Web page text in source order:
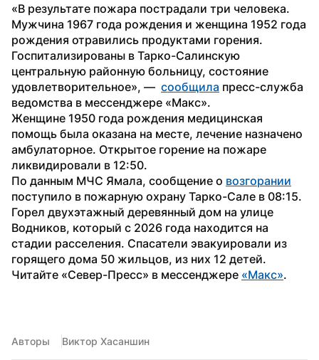
«В результате пожара пострадали три человека.
Мужчина 1967 года рождения и женщина 1952 года
рождения отравились продуктами горения.
Госпитализированы в Тарко-Салинскую
центральную районную больницу, состояние
удовлетворительное», — сообщила пресс-служба
ведомства в мессенджере «Макс».
Женщине 1950 года рождения медицинская
помощь была оказана на месте, лечение назначено
амбулаторное. Открытое горение на пожаре
ликвидировали в 12:50.
По данным МЧС Ямала, сообщение о возгорании
поступило в пожарную охрану Тарко-Сале в 08:15.
Горел двухэтажный деревянный дом на улице
Водников, который с 2026 года находится на
стадии расселения. Спасатели эвакуировали из
горящего дома 50 жильцов, из них 12 детей.
Читайте «Север-Пресс» в мессенджере «Макс».
Авторы Виктор Хасаншин